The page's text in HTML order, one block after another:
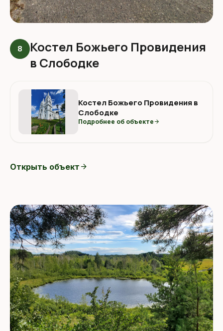
8
Костел Божьего Провидения
в Слободке
Костел Божьего Провидения в
Слободке
Подробнее об объекте arrow_forward
Открыть объект arrow_forward